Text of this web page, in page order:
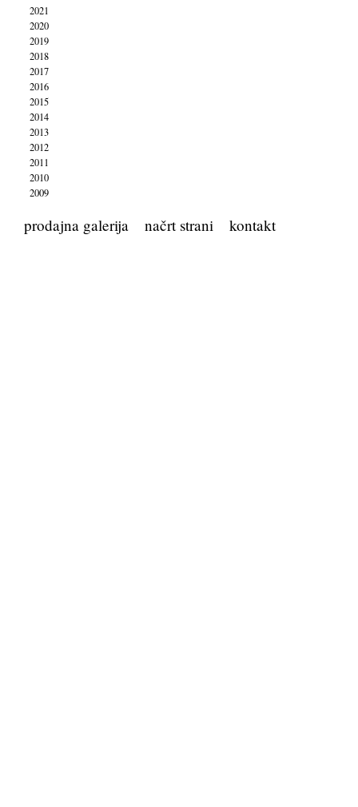
2021
2020
2019
2018
2017
2016
2015
2014
2013
2012
2011
2010
2009
prodajna galerija načrt strani kontakt